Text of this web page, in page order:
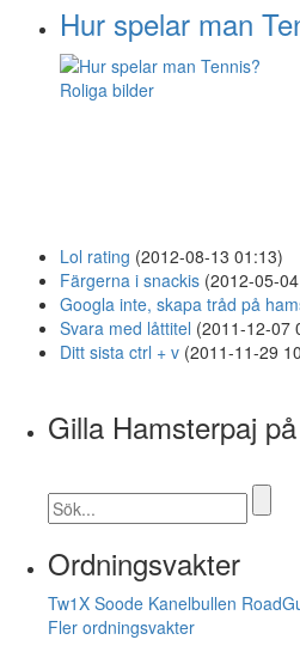
Hur spelar man
Roliga bilder
Lol rating (2012-08-13 01:13)
Färgerna i snackis (2012-05-
Googla inte, skapa tråd på
Svara med låttitel (2011-12-07
Ditt sista ctrl + v (2011-11-29
Gilla Hamsterpaj
Ordningsvakter
Tw1X Soode Kanelbullen
Fler ordningsvakter